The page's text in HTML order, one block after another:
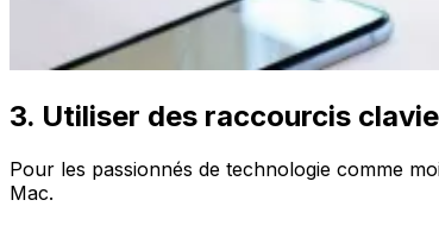
3. Utiliser des raccourcis
Pour les passionnés de technologie comme
Mac.